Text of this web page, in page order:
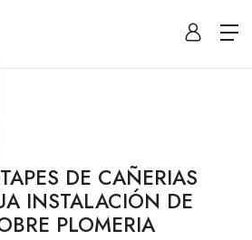
DE CAÑERIAS
INSTALACIÓN DE
PLOMERIA